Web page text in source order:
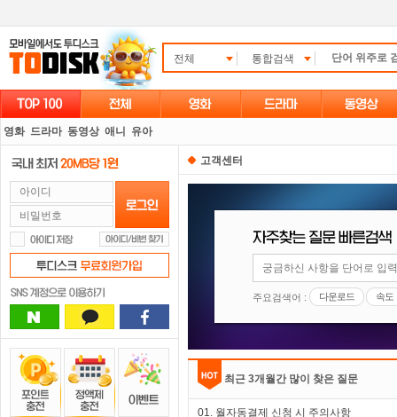
전체 통합검색
영화 드라마 동영상 애니 유아
고객센터
주요검색어 : 다운로드 속도
최근 3개월간 많이 찾은 질문
01. 월자동결제 신청 시 주의사항